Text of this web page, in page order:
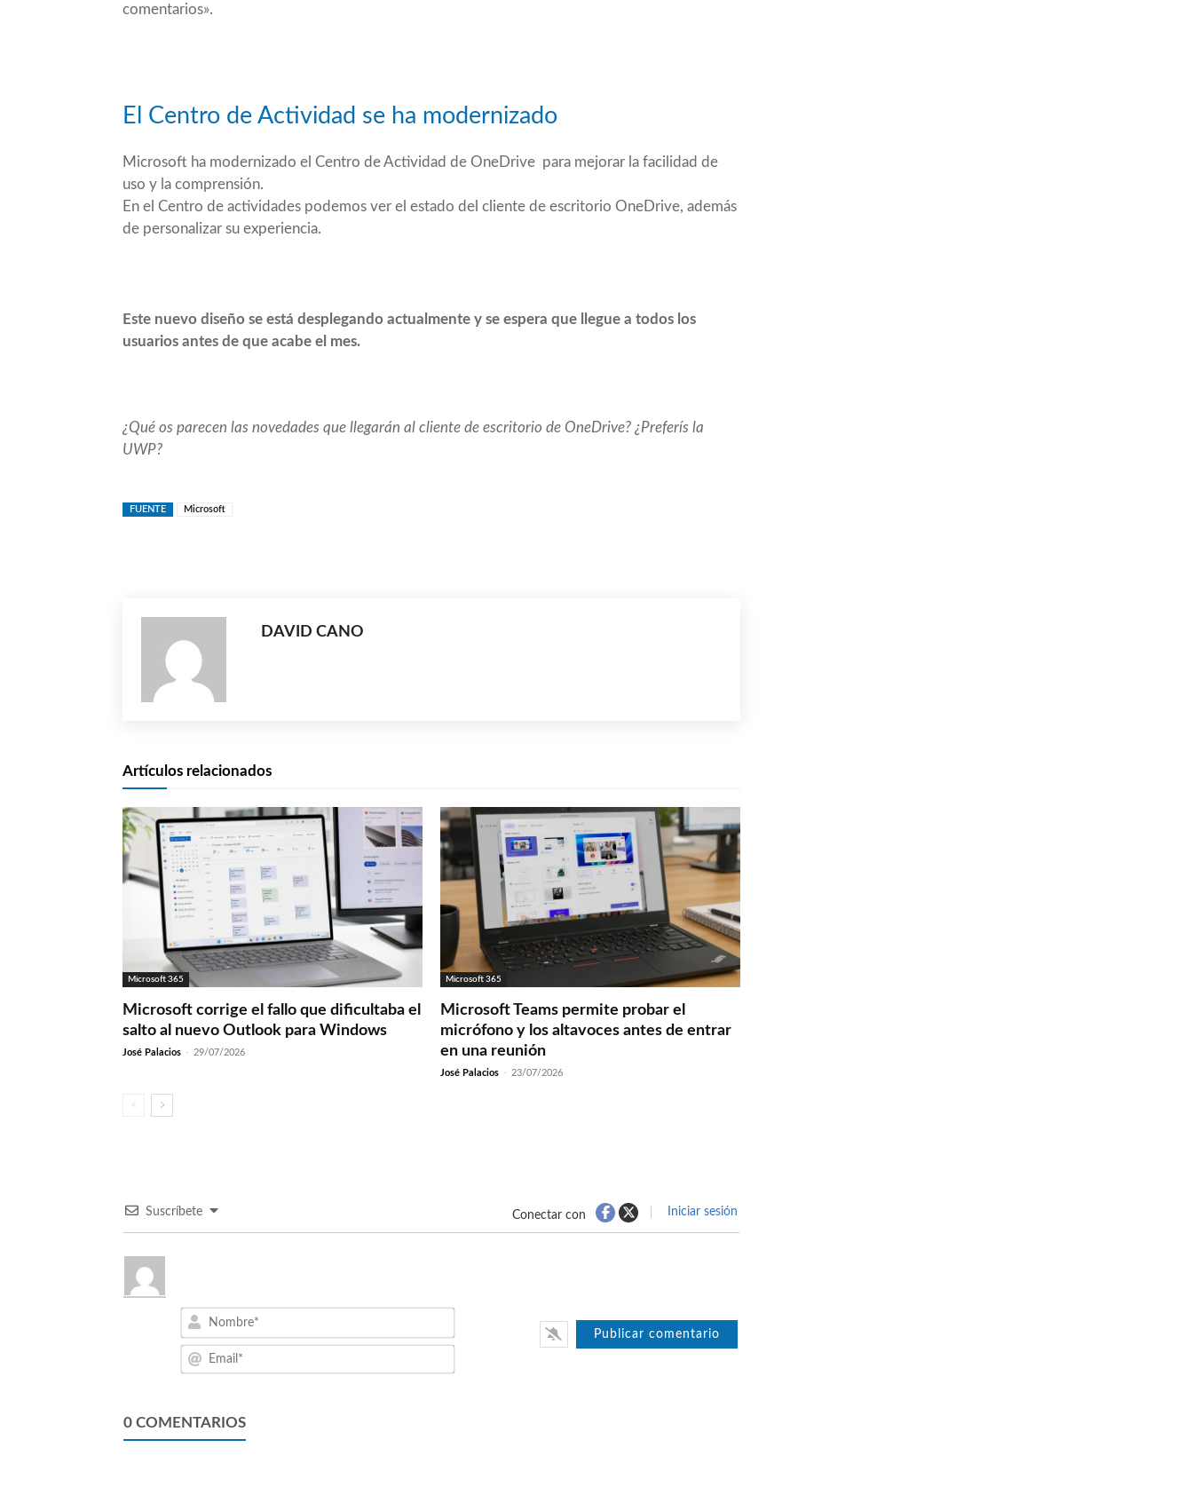
comentarios».
El Centro de Actividad se ha modernizado
Microsoft ha modernizado el Centro de Actividad de OneDrive para mejorar la facilidad de
uso y la comprensión.
En el Centro de actividades podemos ver el estado del cliente de escritorio OneDrive, además
de personalizar su experiencia.
Este nuevo diseño se está desplegando actualmente y se espera que llegue a todos los
usuarios antes de que acabe el mes.
¿Qué os parecen las novedades que llegarán al cliente de escritorio de OneDrive? ¿Preferís la
UWP?
FUENTE Microsoft
DAVID CANO
Artículos relacionados
Microsoft 365
Microsoft corrige el fallo que dificultaba el
salto al nuevo Outlook para Windows
José Palacios - 29/07/2026
Microsoft 365
Microsoft Teams permite probar el
micrófono y los altavoces antes de entrar
en una reunión
José Palacios - 23/07/2026
Suscríbete Conectar con Iniciar sesión
0 COMENTARIOS